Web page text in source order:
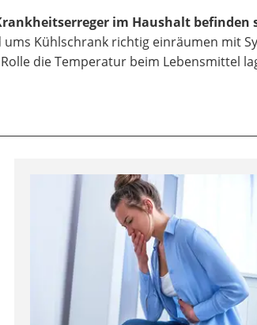
im Haushalt befinden
Kühlschrank richtig einräumen mit
die Temperatur beim Lebensmittel